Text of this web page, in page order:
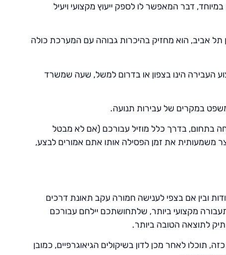
דבר המאפשר לו לספק ייעוץ מקצועי ויעיל
תל אביב, הוא מחזיק בהיכרות גבוהה עם המערכת כולה
העבירה הינו בצפון או בדרום למשל, שעה שמשרד
במקרים של עבירות תנועה.
בתחום, בדרך כלל מוזיל עבורכם (אם לא מבטל
משמעותית את זמן הפסילה אותו אתם אמורים לבצע,
ובין אם בצפי לענישה חמורה עקב תאונת דרכים
מקצועי ביותר, שלתחושתכם יילחם עבורכם
לתוצאה הטובה ביותר.
תוכלו לאחר מכן לדון בשיקולים הגיאוגרפיים, כמובן